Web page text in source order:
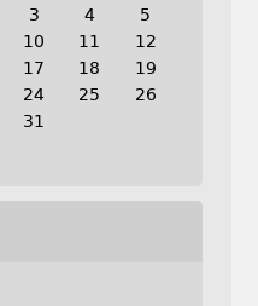
3 4
5
10 11
12
17 18
19
24 25
26
31